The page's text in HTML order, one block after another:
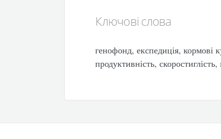
Ключові слова
генофонд, експедиція, кормові
продуктивність, скоростиглість,